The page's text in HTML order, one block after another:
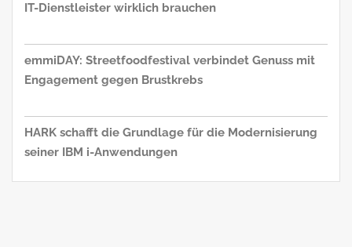
IT-Dienstleister wirklich brauchen
emmiDAY: Streetfoodfestival verbindet Genuss mit
Engagement gegen Brustkrebs
HARK schafft die Grundlage für die Modernisierung
seiner IBM i-Anwendungen